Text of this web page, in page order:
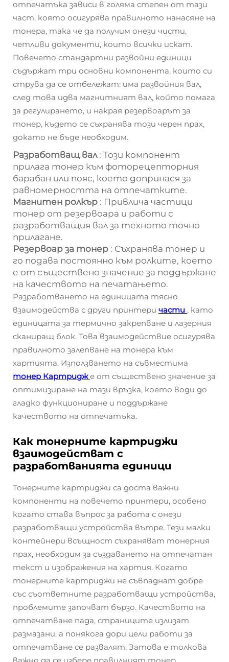
отпечатъка зависи в голяма степен от тази
част, която осигурява правилното нанасяне на
тонера, така че да получим онези чисти,
четливи документи, които всички искат.
Повечето стандартни развойни единици
съдържат три основни компонента, които си
струва да се отбележат: има развойния вал,
след това идва магнитният вал, който помага
за регулирането, и накрая резервоарът за
тонер, където се съхранява този черен прах,
докато не бъде необходим.
Разработващ вал : Този компонент
прилага тонер към фоторецепторния
барабан или пояс, което допринася за
равномерността на отпечатките.
Магнитен ролкър : Привлича частици
тонер от резервоара и работи с
разработващия вал за техното точно
прилагане.
Резервоар за тонер : Съхранява тонер и
го подава постоянно към ролките, което
е от съществено значение за поддържане
на качеството на печатањето.
Разработването на единицата тясно
взаимодейства с други принтери части , като
единицата за термично закрепване и лазерния
сканиращ блок. Това взаимодействие осигурява
правилното залепване на тонера към
хартията. Използването на съвместима
тонер Картридже от съществено значение за
оптимизиране на тази връзка, което води до
гладко функциониране и поддържане
качеството на отпечатъка.
Как тонерните картриджи
взаимодействат с
разработванията единици
Тонерните картриджи са доста важни
компоненти на повечето принтери, особено
когато става въпрос за работа с онези
разработващи устройства вътре. Тези малки
контейнери всъщност съхраняват тонерния
прах, необходим за създаването на отпечатан
текст и изображения на хартия. Когато
тонерните картриджи не съвпаднат добре
със съответните разработващи устройства,
проблемите започват бързо. Качеството на
отпечатване пада, страниците излизат
размазани, а понякога дори цели работи за
отпечатване се развалят. Затова е толкова